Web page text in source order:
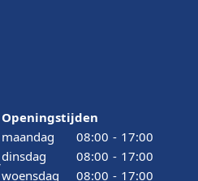
Openingstijden
maandag
08:00 - 17:00
dinsdag
08:00 - 17:00
woensdag
08:00 - 17:00